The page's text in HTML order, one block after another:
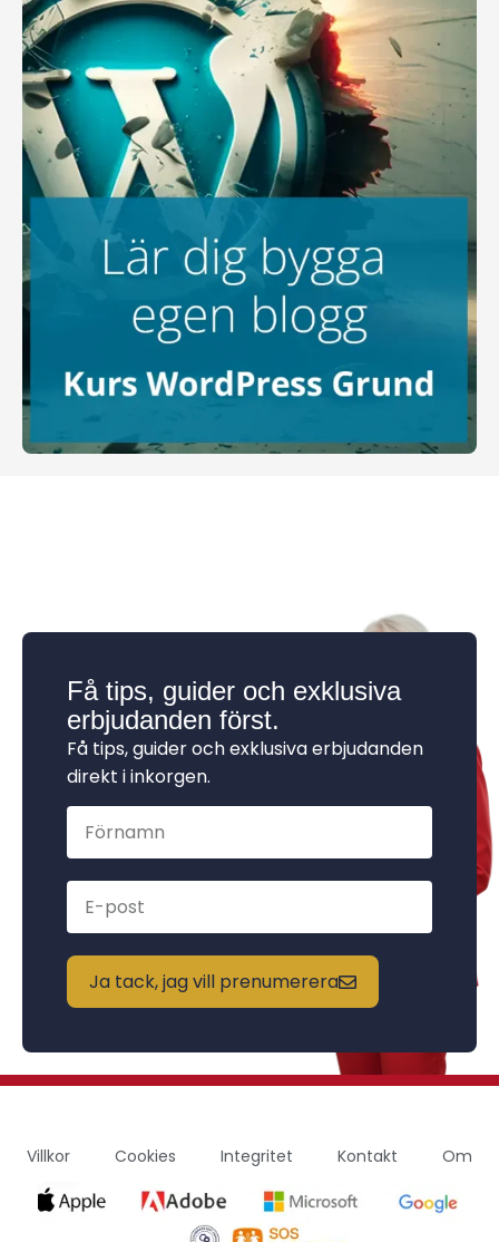
Få tips, guider och exklusiva
erbjudanden först.
Få tips, guider och exklusiva erbjudanden
direkt i inkorgen.
Ja tack, jag vill prenumerera
Villkor Cookies Integritet Kontakt Om